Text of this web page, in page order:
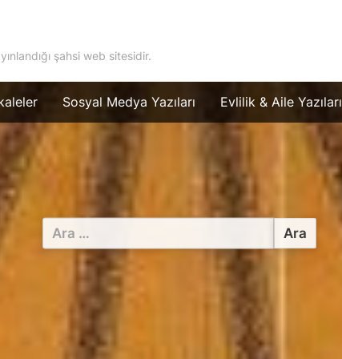
şahsi web sitesidir.
Sosyal Medya Yazıları Evlilik & Aile Yazıları
Arama: